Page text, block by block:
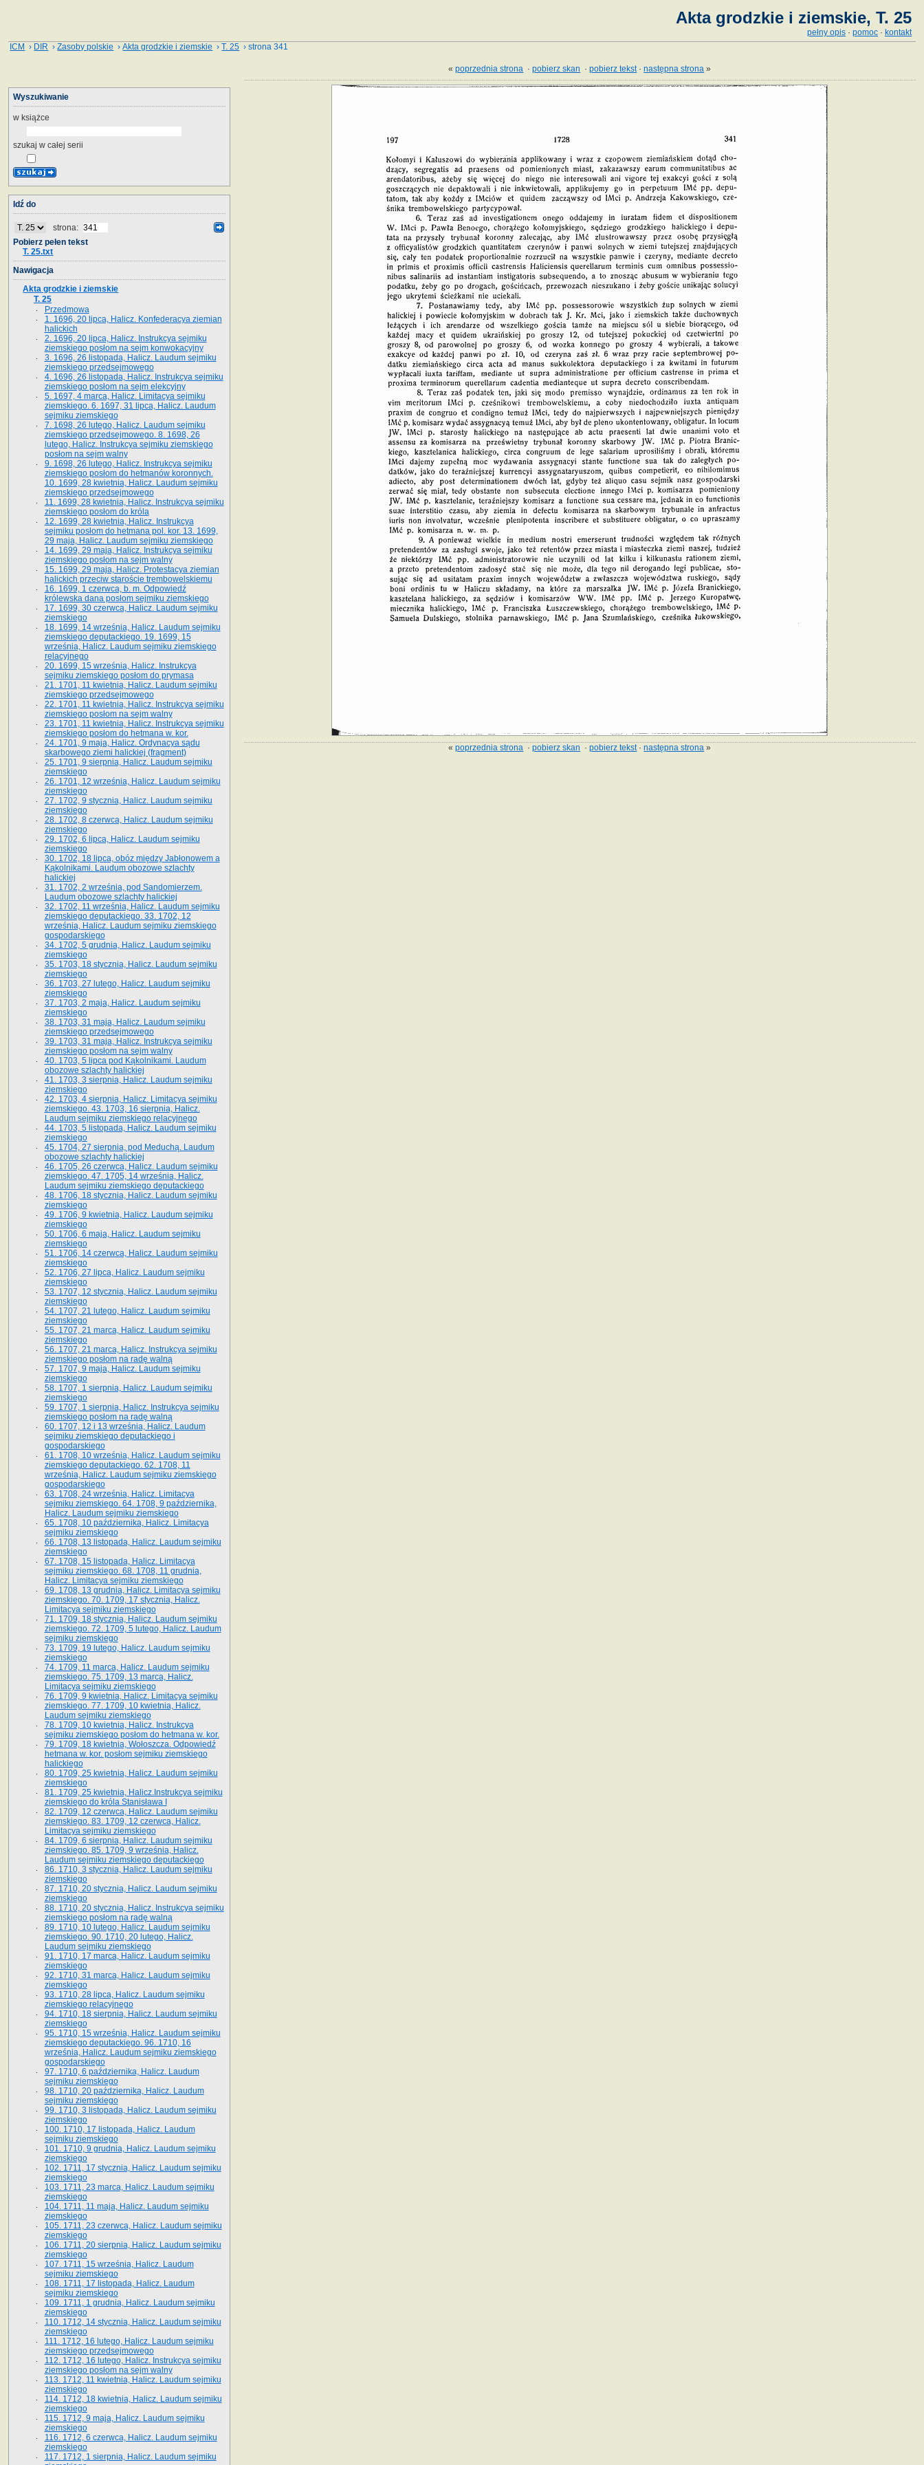
Akta grodzkie i ziemskie, T. 25
pełny opis · pomoc · kontakt
ICM › DIR ›Zasoby polskie ›Akta grodzkie i ziemskie ›T. 25 › strona 341
«poprzednia strona ·pobierz skan ·pobierz tekst·następna strona »
«poprzednia strona ·pobierz skan ·pobierz tekst·następna strona »
Wyszukiwanie
w książce
szukaj w całej serii
Idź do
strona:
Pobierz pełen tekst
T. 25.txt
Nawigacja
Akta grodzkie i ziemskie
T. 25
Przedmowa
1. 1696, 20 lipca, Halicz. Konfederacya ziemian
halickich
2. 1696, 20 lipca, Halicz. Instrukcya sejmiku
ziemskiego posłom na sejm konwokacyjny
3. 1696, 26 listopada, Halicz. Laudum sejmiku
ziemskiego przedsejmowego
4. 1696, 26 listopada, Halicz. Instrukcya sejmiku
ziemskiego posłom na sejm elekcyjny
5. 1697, 4 marca, Halicz. Limitacya sejmiku
ziemskiego. 6. 1697, 31 lipca, Halicz. Laudum
sejmiku ziemskiego
7. 1698, 26 lutego, Halicz. Laudum sejmiku
ziemskiego przedsejmowego. 8. 1698, 26
lutego, Halicz. Instrukcya sejmiku ziemskiego
posłom na sejm walny
9. 1698, 26 lutego, Halicz. Instrukcya sejmiku
ziemskiego posłom do hetmanów koronnych.
10. 1699, 28 kwietnia, Halicz. Laudum sejmiku
ziemskiego przedsejmowego
11. 1699, 28 kwietnia, Halicz. Instrukcya sejmiku
ziemskiego posłom do króla
12. 1699, 28 kwietnia, Halicz. Instrukcya
sejmiku posłom do hetmana pol. kor. 13. 1699,
29 maja, Halicz. Laudum sejmiku ziemskiego
14. 1699, 29 maja, Halicz. Instrukcya sejmiku
ziemskiego posłom na sejm walny
15. 1699, 29 maja, Halicz. Protestacya ziemian
halickich przeciw staroście trembowelskiemu
16. 1699, 1 czerwca, b. m. Odpowiedź
królewska dana posłom sejmiku ziemskiego
17. 1699, 30 czerwca, Halicz. Laudum sejmiku
ziemskiego
18. 1699, 14 września, Halicz. Laudum sejmiku
ziemskiego deputackiego. 19. 1699, 15
września, Halicz. Laudum sejmiku ziemskiego
relacyjnego
20. 1699, 15 września, Halicz. Instrukcya
sejmiku ziemskiego posłom do prymasa
21. 1701, 11 kwietnia, Halicz. Laudum sejmiku
ziemskiego przedsejmowego
22. 1701, 11 kwietnia, Halicz. Instrukcya sejmiku
ziemskiego posłom na sejm walny
23. 1701, 11 kwietnia, Halicz. Instrukcya sejmiku
ziemskiego posłom do hetmana w. kor.
24. 1701, 9 maja, Halicz. Ordynacya sądu
skarbowego ziemi halickiej (fragment)
25. 1701, 9 sierpnia, Halicz. Laudum sejmiku
ziemskiego
26. 1701, 12 września, Halicz. Laudum sejmiku
ziemskiego
27. 1702, 9 stycznia, Halicz. Laudum sejmiku
ziemskiego
28. 1702, 8 czerwca, Halicz. Laudum sejmiku
ziemskiego
29. 1702, 6 lipca, Halicz. Laudum sejmiku
ziemskiego
30. 1702, 18 lipca, obóz między Jabłonowem a
Kąkolnikami. Laudum obozowe szlachty
halickiej
31. 1702, 2 września, pod Sandomierzem.
Laudum obozowe szlachty halickiej
32. 1702, 11 września, Halicz. Laudum sejmiku
ziemskiego deputackiego. 33. 1702, 12
września, Halicz. Laudum sejmiku ziemskiego
gospodarskiego
34. 1702, 5 grudnia, Halicz. Laudum sejmiku
ziemskiego
35. 1703, 18 stycznia, Halicz. Laudum sejmiku
ziemskiego
36. 1703, 27 lutego, Halicz. Laudum sejmiku
ziemskiego
37. 1703, 2 maja, Halicz. Laudum sejmiku
ziemskiego
38. 1703, 31 maja, Halicz. Laudum sejmiku
ziemskiego przedsejmowego
39. 1703, 31 maja, Halicz. Instrukcya sejmiku
ziemskiego posłom na sejm walny
40. 1703, 5 lipca pod Kąkolnikami. Laudum
obozowe szlachty halickiej
41­. 1703, 3 sierpnia, Halicz. Laudum sejmiku
ziemskiego
42. 1703, 4 sierpnia, Halicz. Limitacya sejmiku
ziemskiego. 43. 1703, 16 sierpnia, Halicz.
Laudum sejmiku ziemskiego relacyjnego
44. 1703, 5 listopada, Halicz. Laudum sejmiku
ziemskiego
45. 1704, 27 sierpnia, pod Meduchą. Laudum
obozowe szlachty halickiej
46. 1705, 26 czerwca, Halicz. Laudum sejmiku
ziemskiego. 47. 1705, 14 września, Halicz.
Laudum sejmiku ziemskiego deputackiego
48. 1706, 18 stycznia, Halicz. Laudum sejmiku
ziemskiego
49. 1706, 9 kwietnia, Halicz. Laudum sejmiku
ziemskiego
50. 1706, 6 maja, Halicz. Laudum sejmiku
ziemskiego
51. 1706, 14 czerwca, Halicz. Laudum sejmiku
ziemskiego
52. 1706, 27 lipca, Halicz. Laudum sejmiku
ziemskiego
53. 1707, 12 stycznia, Halicz. Laudum sejmiku
ziemskiego
54. 1707, 21 lutego, Halicz. Laudum sejmiku
ziemskiego
55. 1707, 21 marca, Halicz. Laudum sejmiku
ziemskiego
56. 1707, 21 marca, Halicz. Instrukcya sejmiku
ziemskiego posłom na radę walną
57. 1707, 9 maja, Halicz. Laudum sejmiku
ziemskiego
58. 1707, 1 sierpnia, Halicz. Laudum sejmiku
ziemskiego
59. 1707, 1 sierpnia, Halicz. Instrukcya sejmiku
ziemskiego posłom na radę walną
60. 1707, 12 i 13 września, Halicz. Laudum
sejmiku ziemskiego deputackiego i
gospodarskiego
61. 1708, 10 września, Halicz. Laudum sejmiku
ziemskiego deputackiego. 62. 1708, 11
września, Halicz. Laudum sejmiku ziemskiego
gospodarskiego
63. 1708, 24 września, Halicz. Limitacya
sejmiku ziemskiego. 64. 1708, 9 października,
Halicz. Laudum sejmiku ziemskiego
65­. 1708, 10 października, Halicz. Limitacya
sejmiku ziemskiego
66. 1708, 13 listopada, Halicz. Laudum sejmiku
ziemskiego
67. 1708, 15 listopada, Halicz. Limitacya
sejmiku ziemskiego. 68. 1708, 11 grudnia,
Halicz. Limitacya sejmiku ziemskiego
69. 1708, 13 grudnia, Halicz. Limitacya sejmiku
ziemskiego. 70. 1709, 17 stycznia, Halicz.
Limitacya sejmiku ziemskiego
71. 1709, 18 stycznia, Halicz. Laudum sejmiku
ziemskiego. 72. 1709, 5 lutego, Halicz. Laudum
sejmiku ziemskiego
73. 1709, 19 lutego, Halicz. Laudum sejmiku
ziemskiego
74. 1709, 11 marca, Halicz. Laudum sejmiku
ziemskiego. 75. 1709, 13 marca, Halicz.
Limitacya sejmiku ziemskiego
76. 1709, 9 kwietnia, Halicz. Limitacya sejmiku
ziemskiego. 77. 1709, 10 kwietnia, Halicz.
Laudum sejmiku ziemskiego
78. 1709, 10 kwietnia, Halicz. Instrukcya
sejmiku ziemskiego posłom do hetmana w. kor.
79. 1709, 18 kwietnia, Wołoszcza. Odpowiedź
hetmana w. kor. posłom sejmiku ziemskiego
halickiego
80. 1709, 25 kwietnia, Halicz. Laudum sejmiku
ziemskiego
81. 1709, 25 kwietnia, Halicz.Instrukcya sejmiku
ziemskiego do króla Stanisława I
82. 1709, 12 czerwca, Halicz. Laudum sejmiku
ziemskiego. 83. 1709, 12 czerwca, Halicz.
Limitacya sejmiku ziemskiego
84. 1709, 6 sierpnia, Halicz. Laudum sejmiku
ziemskiego. 85. 1709, 9 września, Halicz.
Laudum sejmiku ziemskiego deputackiego
86. 1710, 3 stycznia, Halicz. Laudum sejmiku
ziemskiego
87. 1710, 20 stycznia, Halicz. Laudum sejmiku
ziemskiego
88. 1710, 20 stycznia, Halicz. Instrukcya sejmiku
ziemskiego posłom na radę walną
89. 1710, 10 lutego, Halicz. Laudum sejmiku
ziemskiego. 90. 1710, 20 lutego, Halicz.
Laudum sejmiku ziemskiego
91. 1710, 17 marca, Halicz. Laudum sejmiku
ziemskiego
92. 1710, 31 marca, Halicz. Laudum sejmiku
ziemskiego
93. 1710, 28 lipca, Halicz. Laudum sejmiku
ziemskiego relacyjnego
94. 1710, 18 sierpnia, Halicz. Laudum sejmiku
ziemskiego
95. 1710, 15 września, Halicz. Laudum sejmiku
ziemskiego deputackiego. 96. 1710, 16
września, Halicz. Laudum sejmiku ziemskiego
gospodarskiego
97. 1710, 6 października, Halicz. Laudum
sejmiku ziemskiego
98. 1710, 20 października, Halicz. Laudum
sejmiku ziemskiego
99. 1710, 3 listopada, Halicz. Laudum sejmiku
ziemskiego
100. 1710, 17 listopada, Halicz. Laudum
sejmiku ziemskiego
101. 1710, 9 grudnia, Halicz. Laudum sejmiku
ziemskiego
102. 1711, 17 stycznia, Halicz. Laudum sejmiku
ziemskiego
103. 1711, 23 marca, Halicz. Laudum sejmiku
ziemskiego
104. 1711, 11 maja, Halicz. Laudum sejmiku
ziemskiego
105. 1711, 23 czerwca, Halicz. Laudum sejmiku
ziemskiego
106. 1711, 20 sierpnia, Halicz. Laudum sejmiku
ziemskiego
107. 1711, 15 września, Halicz. Laudum
sejmiku ziemskiego
108. 1711, 17 listopada, Halicz. Laudum
sejmiku ziemskiego
109. 1711, 1 grudnia, Halicz. Laudum sejmiku
ziemskiego
110. 1712, 14 stycznia, Halicz. Laudum sejmiku
ziemskiego
111. 1712, 16 lutego, Halicz. Laudum sejmiku
ziemskiego przedsejmowego
112. 1712, 16 lutego, Halicz. Instrukcya sejmiku
ziemskiego posłom na sejm walny
113. 1712, 11 kwietnia, Halicz. Laudum sejmiku
ziemskiego
114. 1712, 18 kwietnia, Halicz. Laudum sejmiku
ziemskiego
115. 1712, 9 maja, Halicz. Laudum sejmiku
ziemskiego
116. 1712, 6 czerwca, Halicz. Laudum sejmiku
ziemskiego
117. 1712, 1 sierpnia, Halicz. Laudum sejmiku